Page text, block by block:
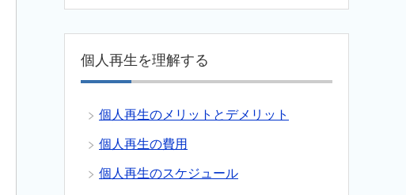
個人再生を理解する
個人再生のメリットとデメリット
個人再生の費用
個人再生のスケジュール